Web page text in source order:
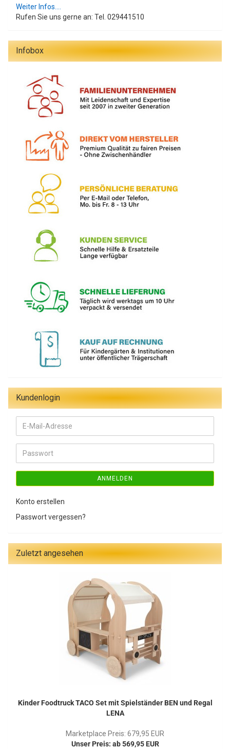
Weiter Infos....
Rufen Sie uns gerne an: Tel. 029441510
Infobox
Kundenlogin
E-
Mail-
Adresse
Passwort
ANMELDEN
Konto erstellen
Passwort vergessen?
Zuletzt angesehen
Kinder Foodtruck TACO Set mit Spielständer BEN und Regal
LENA
Marketplace Preis: 679,95 EUR
Unser Preis: ab 569,95 EUR